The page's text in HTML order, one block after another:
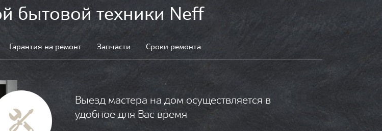
бытовой техники Neff
Гарантия на ремонт Запчасти Сроки ремонта
Выезд мастера на дом осуществляется в
удобное для Вас время